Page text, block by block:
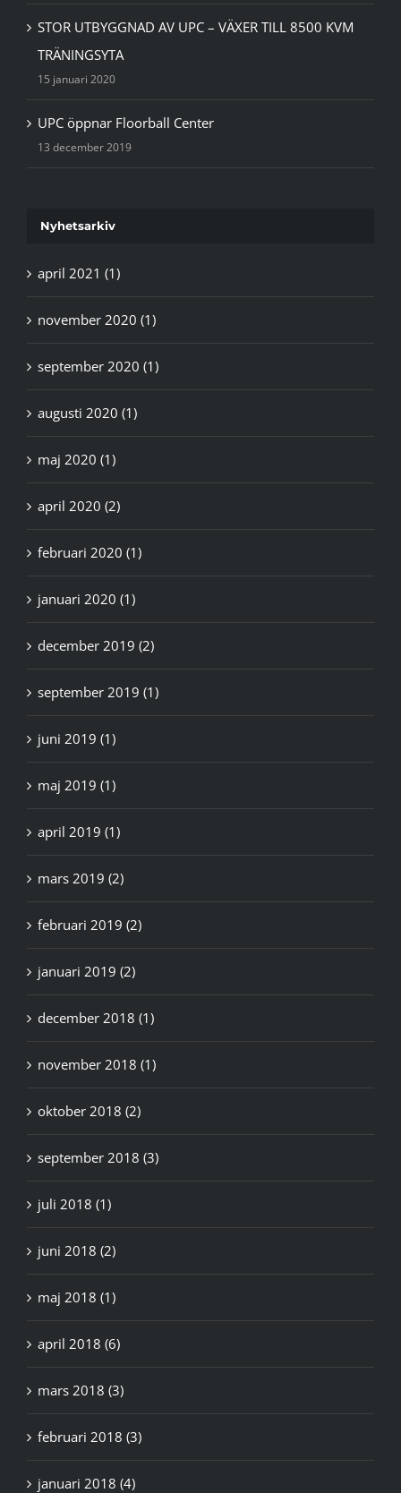
STOR UTBYGGNAD AV UPC – VÄXER TILL 8500 KVM
TRÄNINGSYTA
15 januari 2020
UPC öppnar Floorball Center
13 december 2019
Nyhetsarkiv
april 2021 (1)
november 2020 (1)
september 2020 (1)
augusti 2020 (1)
maj 2020 (1)
april 2020 (2)
februari 2020 (1)
januari 2020 (1)
december 2019 (2)
september 2019 (1)
juni 2019 (1)
maj 2019 (1)
april 2019 (1)
mars 2019 (2)
februari 2019 (2)
januari 2019 (2)
december 2018 (1)
november 2018 (1)
oktober 2018 (2)
september 2018 (3)
juli 2018 (1)
juni 2018 (2)
maj 2018 (1)
april 2018 (6)
mars 2018 (3)
februari 2018 (3)
januari 2018 (4)